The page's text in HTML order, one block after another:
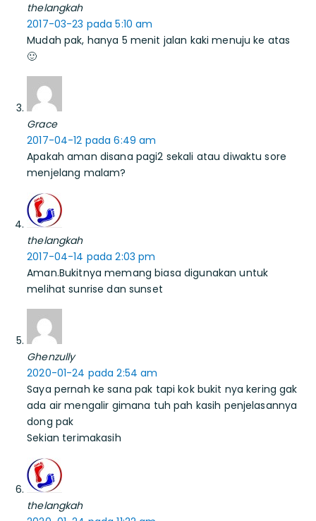
thelangkah
2017-03-23 pada 5:10 am
Mudah pak, hanya 5 menit jalan kaki menuju ke atas
🙂
Grace
2017-04-12 pada 6:49 am
Apakah aman disana pagi2 sekali atau diwaktu sore
menjelang malam?
thelangkah
2017-04-14 pada 2:03 pm
Aman.Bukitnya memang biasa digunakan untuk
melihat sunrise dan sunset
Ghenzully
2020-01-24 pada 2:54 am
Saya pernah ke sana pak tapi kok bukit nya kering gak
ada air mengalir gimana tuh pah kasih penjelasannya
dong pak
Sekian terimakasih
thelangkah